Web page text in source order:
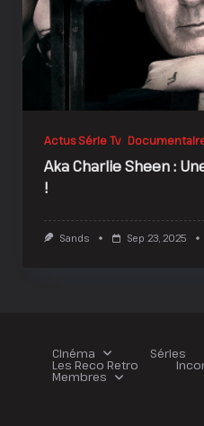
Actus Série Tv
Aka Charlie Sheen :
!
Sands Sep 23, 2025
Cinéma Séries
Les Reco Retro
Membres